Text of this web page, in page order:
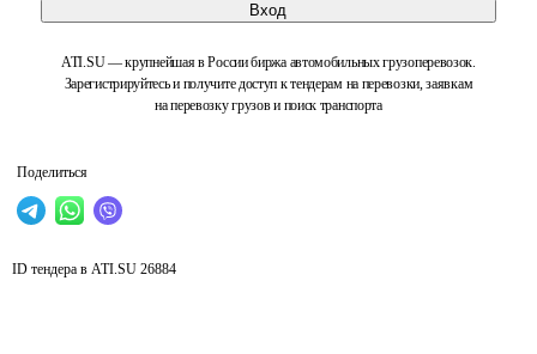
Вход
ATI.SU — крупнейшая в России биржа автомобильных грузоперевозок.
Зарегистрируйтесь и получите доступ к тендерам на перевозки, заявкам
на перевозку грузов и поиск транспорта
Поделиться
ID тендера в ATI.SU 26884